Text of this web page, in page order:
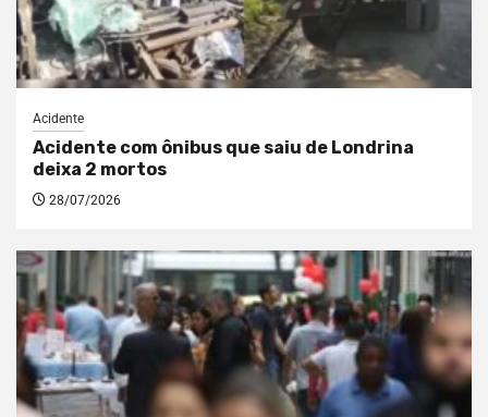
Acidente
Acidente com ônibus que saiu de Londrina
deixa 2 mortos
28/07/2026